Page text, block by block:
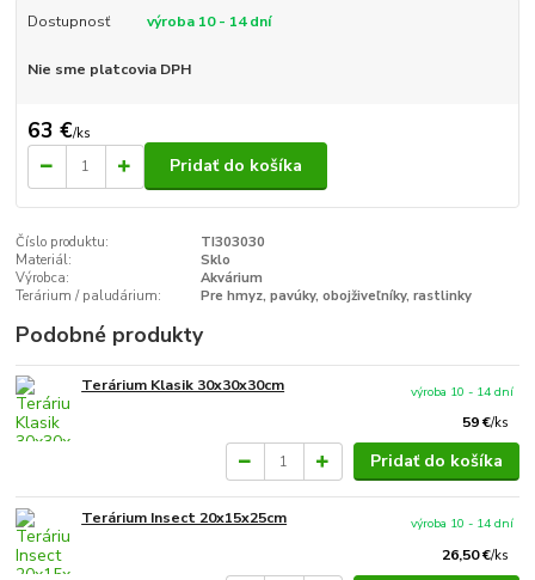
Dostupnosť výroba 10 - 14 dní
Nie sme platcovia DPH
63 €/ks
Pridať do košíka
Číslo produktu:
TI303030
Materiál:
Sklo
Výrobca:
Akvárium
Terárium / paludárium:
Pre hmyz, pavúky, obojživeľníky, rastlinky
Podobné produkty
Terárium Klasik 30x30x30cm
59 €/ks
výroba 10 - 14 dní
Pridať do košíka
Terárium Insect 20x15x25cm
26,50 €/ks
výroba 10 - 14 dní